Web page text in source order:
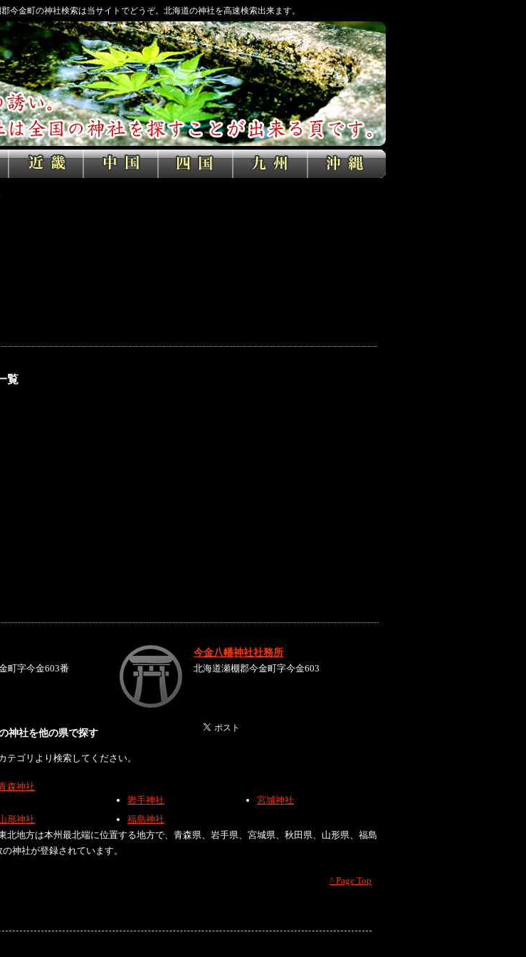
今金町の神社検索は当サイトでどうぞ。北海道の神社を高速検索出来ます。
覧
町字今金603番
今金八幡神社社務所
北海道瀬棚郡今金町字今金603
神社を他の県で探す
ゴリより検索してください。
森神社
岩手神社
宮城神社
形神社
福島神社
北地方は本州最北端に位置する地方で、青森県、岩手県、宮城県、秋田県、山形県、福島
神社が登録されています。
^ Page Top